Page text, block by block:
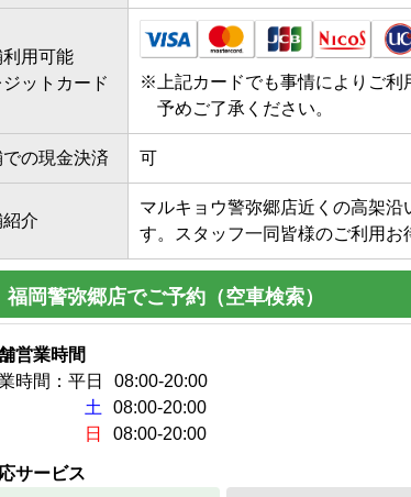
利用可能
ジットカード
※ 上記カードでも事情によりご
予めご了承ください。
での現金決済 可
紹介
マルキョウ警弥郷店近くの高架
す。スタッフ一同皆様のご利用お
福岡警弥郷店でご予約（空車検索）
営業時間
時間： 平日 08:00-20:00
土
08:00-20:00
日
08:00-20:00
サービス